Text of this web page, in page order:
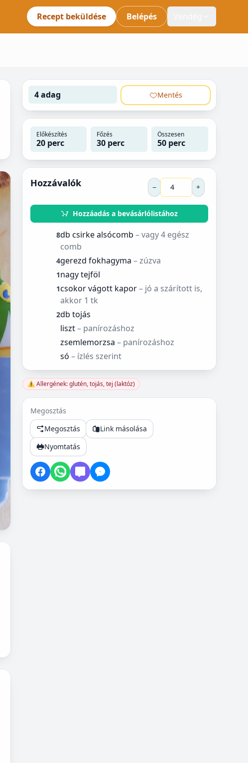
Recept beküldése Belépés
4 adag Mentés
Előkészítés
20 perc
Főzés
30 perc
Összesen
50 perc
Hozzávalók − +
Hozzáadás a bevásárlólistához
8db csirke alsócomb – vagy 4 egész
comb
4gerezd fokhagyma – zúzva
1nagy tejföl
1csokor vágott kapor– jó a szárított is,
akkor 1 tk
2db tojás
liszt– panírozáshoz
zsemlemorzsa – panírozáshoz
só – ízlés szerint
⚠️ Allergének: glutén, tojás, tej (laktóz)
Megosztás
Megosztás
Link másolása
Nyomtatás